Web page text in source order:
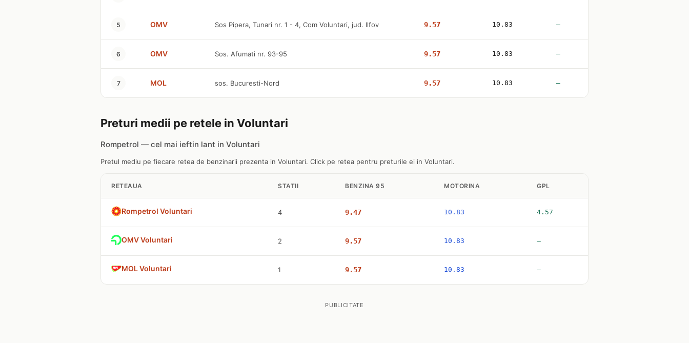
5 OMV Sos Pipera, Tunari nr. 1 - 4, Com Voluntari, jud. Ilfov 9.57 10.83 —
6 OMV Sos. Afumati nr. 93-95 9.57 10.83 —
7 MOL sos. Bucuresti-Nord 9.57 10.83 —
Preturi medii pe retele in Voluntari
Rompetrol — cel mai ieftin lant in Voluntari
Pretul mediu pe fiecare retea de benzinarii prezenta in Voluntari. Click pe retea pentru preturile ei in Voluntari.
RETEAUA STATII BENZINA 95 MOTORINA GPL
Rompetrol Voluntari 4 9.47 10.83 4.57
OMV Voluntari 2 9.57 10.83 —
MOL Voluntari 1 9.57 10.83 —
PUBLICITATE